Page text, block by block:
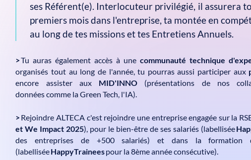
ses Référent(e). Interlocuteur privilégié, il assurera
premiers mois dans l'entreprise, ta montée en
au long de tes missions et tes Entretiens Annuels.
>Tu auras également accès à unecommunauté technique
organisés tout au long de l'année, tu pourras aussi participer aux
encore assister aux MID'INNO (présentations de nos
données comme la Green Tech, l'IA).
>Rejoindre ALTECA c'est rejoindre une entreprise engagée sur la
et We Impact 2025), pour le bien-être de ses salariés (labellisée
des entreprises de +500 salariés) et dans la formation
(labelliséeHappyTraineespour la 8ème année consécutive).